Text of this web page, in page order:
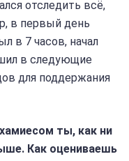
отследить всё,
в первый день
в 7 часов, начал
в следующие
для поддержания
ты, как ни
Как оцениваешь